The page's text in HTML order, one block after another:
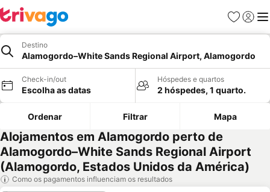
Favoritos
Iniciar
Destino
Alamogordo–White Sands Regional Airport, Alamogordo
Check-in/out
Escolha as datas
Hóspedes e quartos
2 hóspedes, 1 quarto.
Ordenar Filtrar Mapa
Alojamentos em Alamogordo perto de
Alamogordo–White Sands Regional Airport
(Alamogordo, Estados Unidos da América)
Como os pagamentos influenciam os resultados